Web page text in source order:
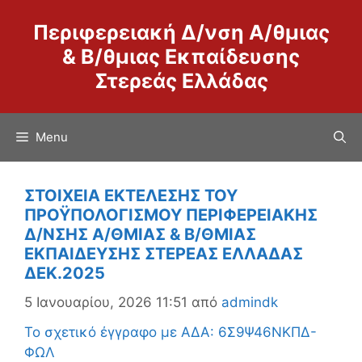
περιεχόμενο
Περιφερειακή Δ/νση Α/θμιας
& Β/θμιας Εκπαίδευσης
Στερεάς Ελλάδας
Menu
ΣΤΟΙΧΕΙΑ ΕΚΤΕΛΕΣΗΣ ΤΟΥ
ΠΡΟΫΠΟΛΟΓΙΣΜΟΥ ΠΕΡΙΦΕΡΕΙΑΚΗΣ
Δ/ΝΣΗΣ Α/ΘΜΙΑΣ & Β/ΘΜΙΑΣ
ΕΚΠΑΙΔΕΥΣΗΣ ΣΤΕΡΕΑΣ ΕΛΛAΔΑΣ
ΔΕΚ.2025
5 Ιανουαρίου, 2026 11:51 από admindk
Το σχετικό έγγραφο με ΑΔΑ: 6Σ9Ψ46ΝΚΠΔ-
ΦΩΛ